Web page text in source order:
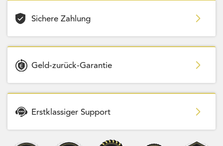
Sichere Zahlung
Geld-zurück-Garantie
Erstklassiger Support